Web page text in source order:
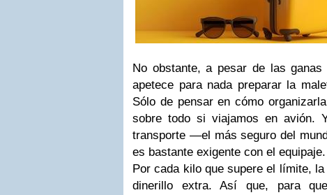
No obstante, a pesar de las
apetece para nada preparar la
Sólo de pensar en cómo
sobre todo si viajamos en avión.
transporte —el más seguro del
es bastante exigente con el equipaje.
Por cada kilo que supere el límite,
dinerillo extra. Así que, para